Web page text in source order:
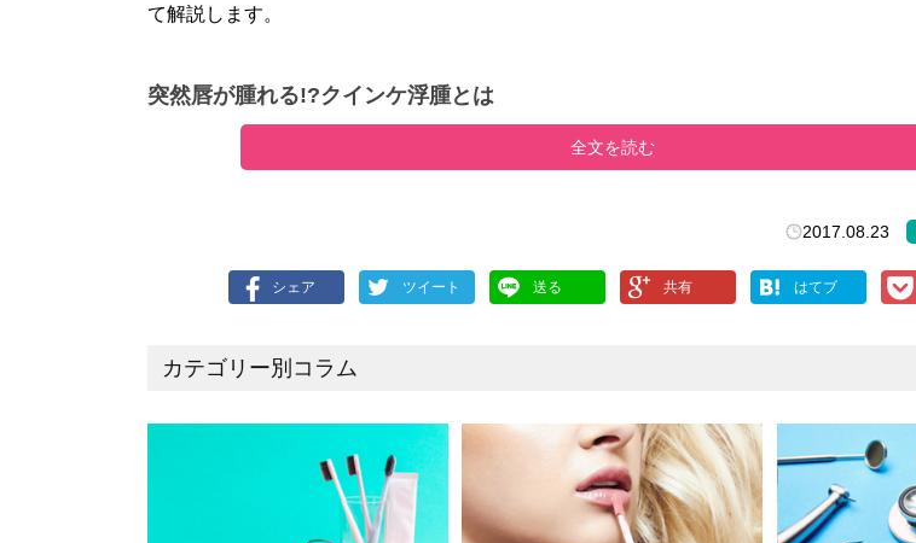
て解説します。
突然唇が腫れる!?クインケ浮腫とは
全文を読む
2017.08.23
シェア ツイート 送る 共有 はてブ
カテゴリー別コラム